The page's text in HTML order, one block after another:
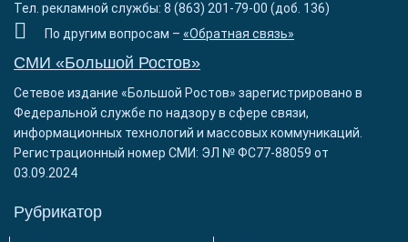
Тел. рекламной службы: 8 (863) 201-79-00 (доб. 136)
По другим вопросам – «Обратная связь»
СМИ «Большой Ростов»
Сетевое издание «Большой Ростов» зарегистрировано в
Федеральной службе по надзору в сфере связи,
информационных технологий и массовых коммуникаций.
Регистрационный номер СМИ: ЭЛ № ФС77-88059 от
03.09.2024
Рубрикатор